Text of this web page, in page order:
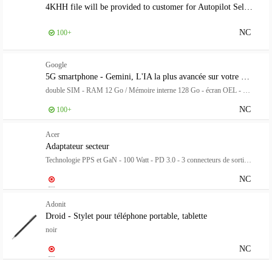
4KHH file will be provided to customer for Autopilot Self Registration Purposes
NC
100+
Google
5G smartphone - Gemini, L'IA la plus avancée sur votre Pixel
NC
100+
Acer
Adaptateur secteur
NC
Adonit
Droid - Stylet pour téléphone portable, tablette
noir
NC